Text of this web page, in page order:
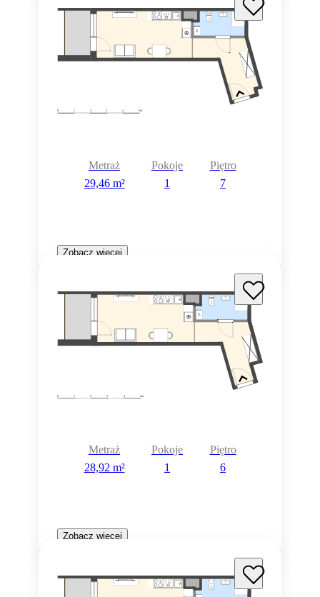
Metraż
29,46 m²
Pokoje
1
Piętro
7
Zobacz więcej
Metraż
28,92 m²
Pokoje
1
Piętro
6
Zobacz więcej